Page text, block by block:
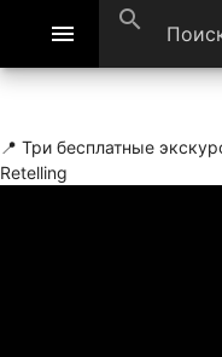
menu search
📍 Три бесплатные
Retelling